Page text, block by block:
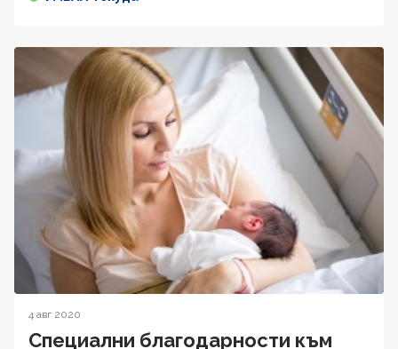
4 авг 2020
Специални благодарности към